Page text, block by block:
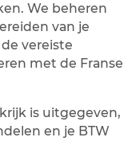
We beheren
van je
vereiste
met de Franse
is uitgegeven,
en je BTW